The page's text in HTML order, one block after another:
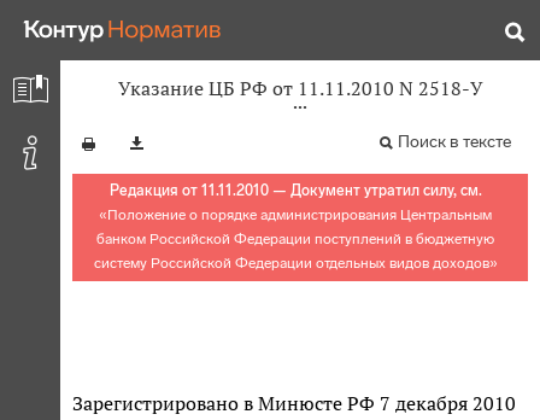
Указание ЦБ РФ от 11.11.2010 N 2518-У
Поиск в тексте
Редакция от 11.11.2010 — Документ утратил силу, см.
«Положение о порядке администрирования Центральным
банком Российской Федерации поступлений в бюджетную
систему Российской Федерации отдельных видов доходов»
Зарегистрировано в Минюсте РФ 7 декабря 2010